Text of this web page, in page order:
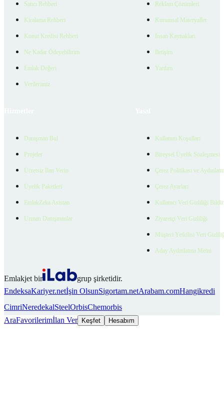
Satıcı Rehberi
Kiralama Rehberi
Konut Kredisi Rehberi
Ne Kadar Ödeyebilirim
Emlak Değeri
Verilerimiz
Reklam Çözümleri
Kurumsal Materyaller
İnsan Kaynakları
İletişim
Yardım
Danışman Bul
Projeler
Ücretsiz İlan Verin
Üyelik Paketleri
EmlakZeka Asistan
Uzman Danışmanlar
Kullanım Koşulları
Bireysel Üyelik Sözleşmesi
Çerez Politikası ve
Çerez Ayarları
Kullanıcı Veri Gizliliği
Ziyaretçi Veri Gizliliği
Müşteri Yetkilisi Veri
Aday Aydınlatma Metni
Emlakjet bir
grup şirketidir.
EndeksaKariyer.netİşin OlsunSigortam.netArabam.comHangikredi
CimriNeredekalSteelOrbisChemorbis
AraFavorilerimİlan Ver Keşfet Hesabım